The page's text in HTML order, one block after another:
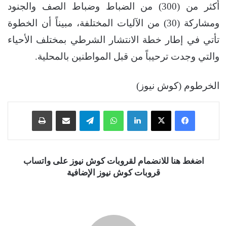
أكثر من (300) من الضباط وضباط الصف والجنود
ومشاركة (30) من الآليات المختلفة، مبيناً أن الخطوة
تأتي في إطار خطة الانتشار الشرطي بمختلف الأحياء
والتي وجدت ترحيباً من قبل المواطنين بالمحلية.
الخرطوم (كوش نيوز)
فيسبوك ‫X لينكدإن واتساب تيلقرام
اضغط هنا للانضمام لقروبات كوش نيوز على واتساب
قروبات كوش نيوز الإضافية